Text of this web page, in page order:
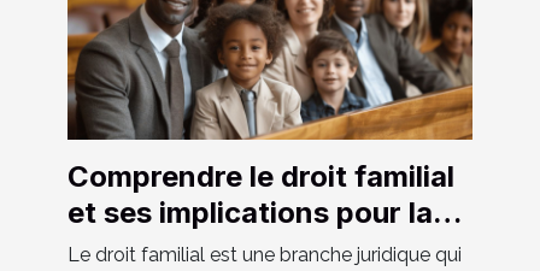
Comprendre le droit familial
et ses implications pour la
société moderne
Le droit familial est une branche juridique qui